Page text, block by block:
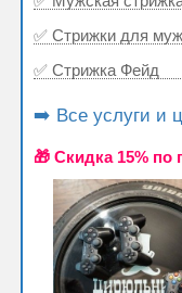
✅ Стрижки для
✅ Стрижка Фейд
➡️ Все услуги и
🎁 Cкидка 15%